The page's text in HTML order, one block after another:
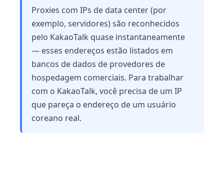
Proxies com IPs de data center (por
exemplo, servidores) são reconhecidos
pelo KakaoTalk quase instantaneamente
— esses endereços estão listados em
bancos de dados de provedores de
hospedagem comerciais. Para trabalhar
com o KakaoTalk, você precisa de um IP
que pareça o endereço de um usuário
coreano real.